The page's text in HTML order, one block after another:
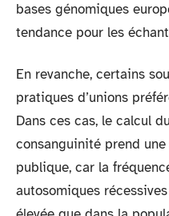
bases génomiques
tendance pour les
En revanche, certains
pratiques d’unions
Dans ces cas, le calcul
consanguinité prend
publique, car la
autosomiques